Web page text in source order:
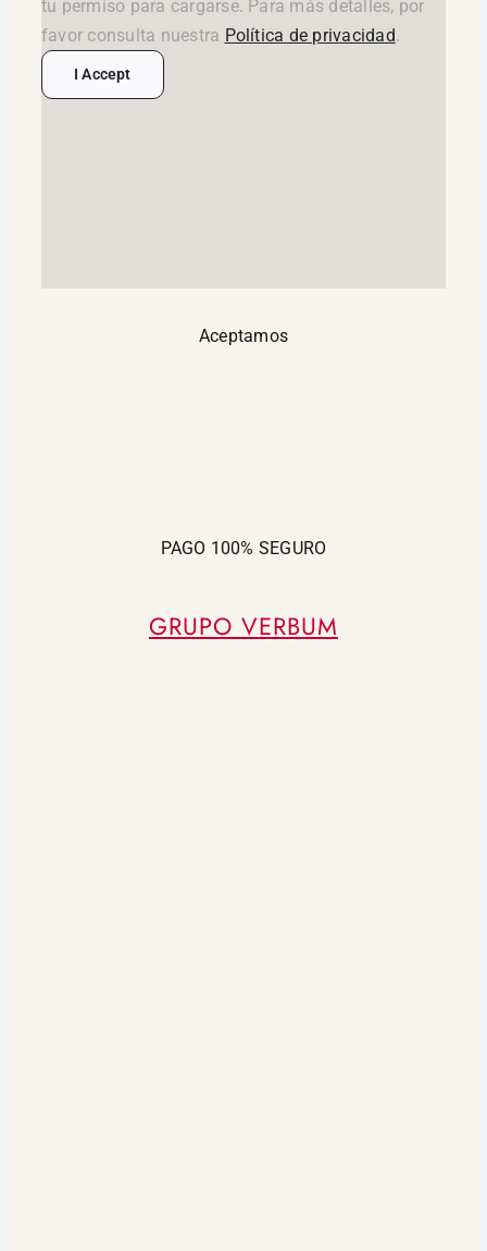
tu permiso para cargarse. Para más detalles, por
favor consulta nuestra Política de privacidad.
I Accept
Aceptamos
PAGO 100% SEGURO
GRUPO VERBUM